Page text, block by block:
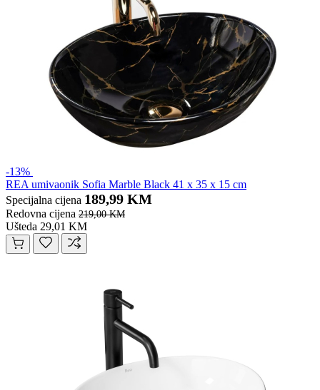
-13%
REA umivaonik Sofia Marble Black 41 x 35 x 15 cm
Specijalna cijena 189,99 KM
Redovna cijena 219,00 KM
Ušteda 29,01 KM